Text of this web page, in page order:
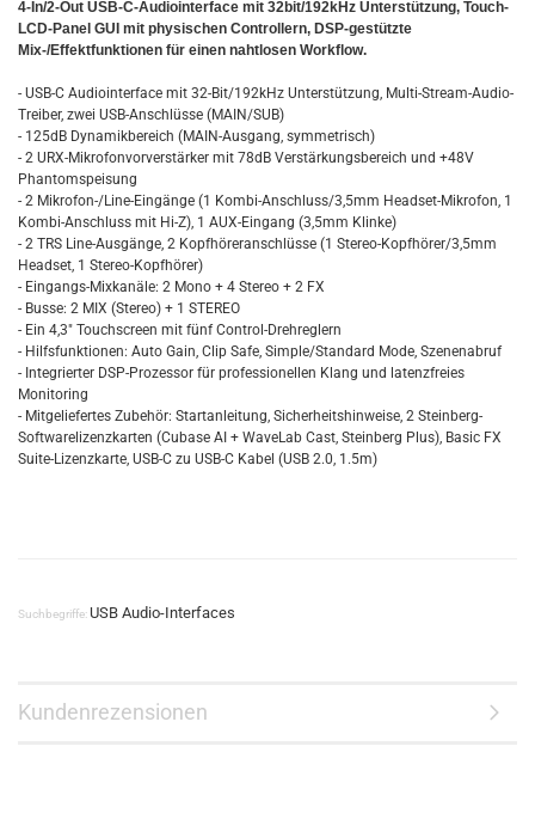
4-In/2-Out USB-C-Audiointerface mit 32bit/192kHz Unterstützung, Touch-
LCD-Panel GUI mit physischen Controllern, DSP-gestützte
Mix-/Effektfunktionen für einen nahtlosen Workflow.
- USB-C Audiointerface mit 32-Bit/192kHz Unterstützung, Multi-Stream-Audio-
Treiber, zwei USB-Anschlüsse (MAIN/SUB)
- 125dB Dynamikbereich (MAIN-Ausgang, symmetrisch)
- 2 URX-Mikrofonvorverstärker mit 78dB Verstärkungsbereich und +48V
Phantomspeisung
- 2 Mikrofon-/Line-Eingänge (1 Kombi-Anschluss/3,5mm Headset-Mikrofon, 1
Kombi-Anschluss mit Hi-Z), 1 AUX-Eingang (3,5mm Klinke)
- 2 TRS Line-Ausgänge, 2 Kopfhöreranschlüsse (1 Stereo-Kopfhörer/3,5mm
Headset, 1 Stereo-Kopfhörer)
- Eingangs-Mixkanäle: 2 Mono + 4 Stereo + 2 FX
- Busse: 2 MIX (Stereo) + 1 STEREO
- Ein 4,3" Touchscreen mit fünf Control-Drehreglern
- Hilfsfunktionen: Auto Gain, Clip Safe, Simple/Standard Mode, Szenenabruf
- Integrierter DSP-Prozessor für professionellen Klang und latenzfreies
Monitoring
- Mitgeliefertes Zubehör: Startanleitung, Sicherheitshinweise, 2 Steinberg-
Softwarelizenzkarten (Cubase AI + WaveLab Cast, Steinberg Plus), Basic FX
Suite-Lizenzkarte, USB-C zu USB-C Kabel (USB 2.0, 1.5m)
Suchbegriffe: USB Audio-Interfaces
Kundenrezensionen